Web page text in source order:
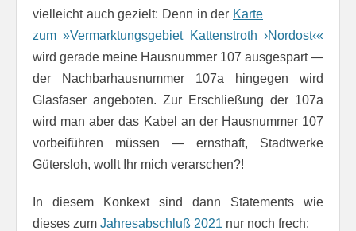
vielleicht auch gezielt: Denn in der Karte
zum »Ver­marktungs­ge­biet Kat­ten­stroth ›Nord­ost‹«
wird gerade meine Haus­num­mer 107 aus­ge­spart —
der Nach­bar­haus­num­mer 107a hin­ge­gen wird
Glas­faser angeboten. Zur Erschließung der 107a
wird man aber das Kabel an der Hausnummer 107
vorbeiführen müssen — ernsthaft, Stadtwerke
Gütersloh, wollt Ihr mich ver­arschen?!
In diesem Konkext sind dann Statements wie
dieses zum Jahresabschluß 2021 nur noch frech: